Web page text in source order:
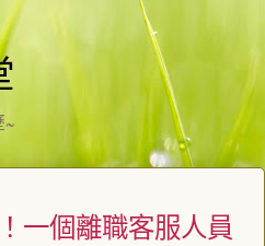
~
一個離職客服人員